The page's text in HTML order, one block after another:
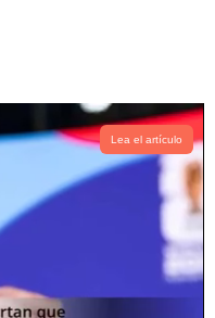
Lea el artículo